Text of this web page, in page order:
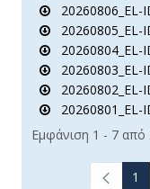
20260806_EL-
20260805_EL-
20260804_EL-
20260803_EL-
20260802_EL-
20260801_EL-
Εμφάνιση 1 - 7 από
1